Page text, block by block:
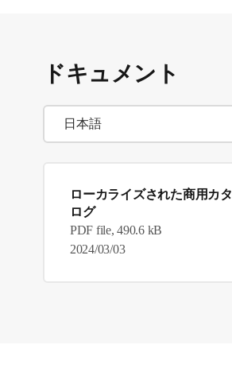
ドキュメント
ローカライズされた商用カタ
ログ
PDF file, 490.6 kB
2024/03/03